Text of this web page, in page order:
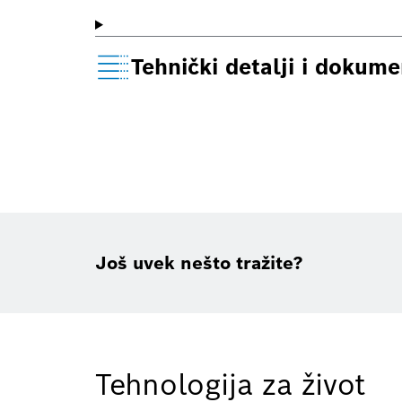
Tehnički detalji i
Još uvek nešto tražite?
Tehnologija za život